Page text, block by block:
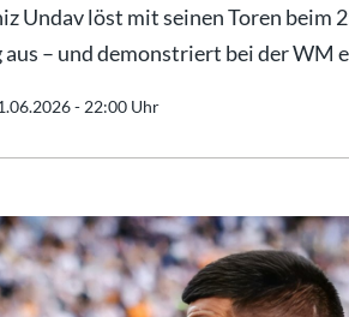
Undav löst mit seinen Toren beim
aus – und demonstriert bei der WM
- 22:00 Uhr